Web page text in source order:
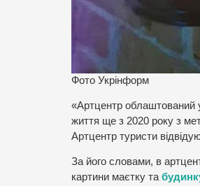
Фото Укрінформ
«Артцентр облаштований
життя ще з 2020 року з
Артцентр туристи
За його словами, в
картини маєтку та